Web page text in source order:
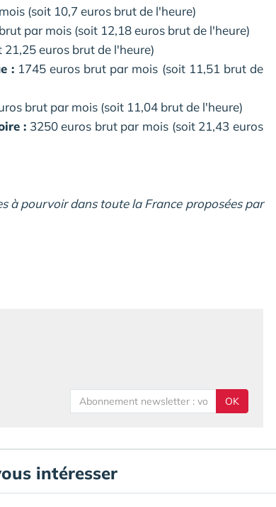
(soit 10,7 euros brut de l'heure)
par mois (soit 12,18 euros brut de l'heure)
euros brut de l'heure)
: 1745 euros brut par mois (soit 11,51 brut de
brut par mois (soit 11,04 brut de l'heure)
: 3250 euros brut par mois (soit 21,43 euros
à pourvoir dans toute la France proposées par
OK
intéresser